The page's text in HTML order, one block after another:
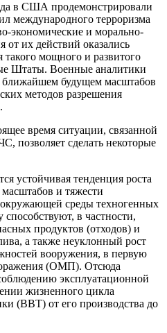
в США продемонстрировали
международного терроризма
экономические и морально-
от их действий оказались
мощного и развитого
Штаты. Военные аналитики
будущем масштабов
методов разрешения
время ситуации, связанной
позволяет сделать некоторые
устойчивая тенденция роста
и тяжести
среды техногенных
в частности,
продуктов (отходов) и
а также неуклонный рост
вооружения, в первую
(ОМП). Отсюда
эксплуатационной
жизненного цикла
(ВВТ) от его производства до